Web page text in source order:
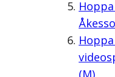
(M)